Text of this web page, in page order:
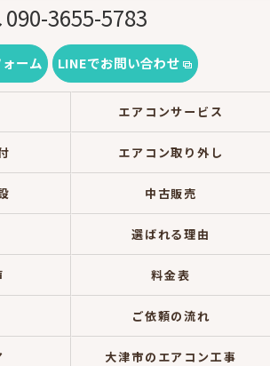
090-3655-5783
ーム LINEでお問い合わせ
エアコンサービス
エアコン取り外し
中古販売
選ばれる理由
料金表
ご依頼の流れ
大津市のエアコン工事